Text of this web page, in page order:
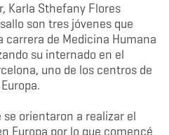
Karla Sthefany Flores
son tres jóvenes que
de Medicina Humana
su internado en el
uno de los centros de
orientaron a realizar el
Europa por lo que comencé